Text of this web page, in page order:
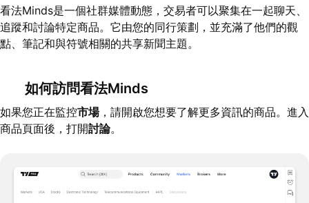
看法Minds是一個社群媒體動態，交易者可以聚集在一起聊天、
追蹤和討論特定商品。它由您的同行策劃，並充滿了他們的觀
點、筆記和與符號相關的共享新聞主題。
如何訪問看法Minds
如果您正在監控市場，請開啟您想要了解更多資訊的商品。進入
商品頁面後，打開討論。